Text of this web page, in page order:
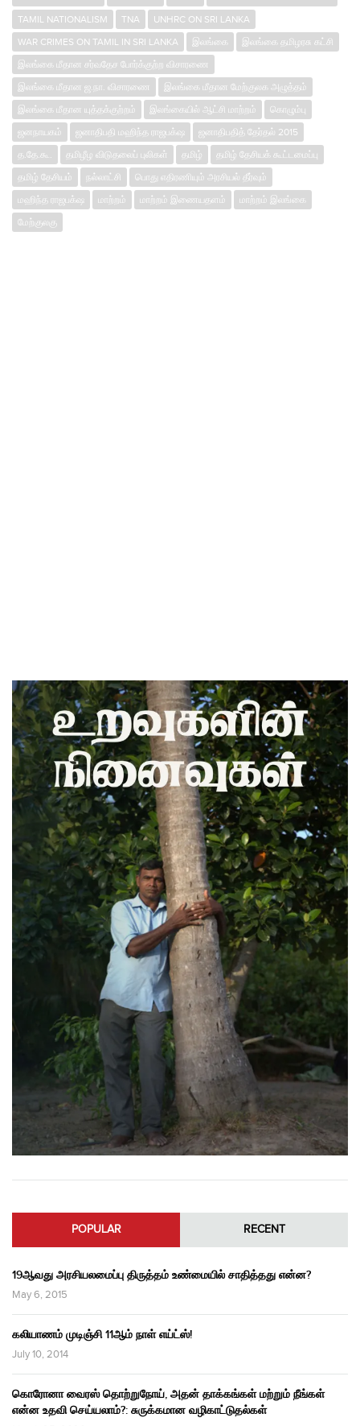
TAMIL NATIONALISM
TNA
UNHRC ON SRI LANKA
WAR CRIMES ON TAMIL IN SRI LANKA
இலங்கை
இலங்கை தமிழரசு கட்சி
இலங்கை மீதான சர்வதேச போர்க்குற்ற விசாரணை
இலங்கை மீதான ஜ.நா. விசாரணை
இலங்கை மீதான மேற்குலக அழுத்தம்
இலங்கை மீதான யுத்தக்குற்றம்
இலங்கையில் ஆட்சி மாற்றம்
கொழும்பு
ஜனநாயகம்
ஜனாதிபதி மஹிந்த ராஜபக்‌ஷ
ஜனாதிபதித் தேர்தல் 2015
த.தே.கூ.
தமிழீழ விடுதலைப் புலிகள் தமிழ்
தமிழ் தேசியக் கூட்டமைப்பு
தமிழ் தேசியம்
நல்லாட்சி
பொது எதிரணியும் அரசியல் தீர்வும்
மஹிந்த ராஜபக்‌ஷ
மாற்றம் மாற்றம் இணையதளம்
மாற்றம் இலங்கை
மேற்குலகு
POPULAR RECENT
19ஆவது அரசியலமைப்பு திருத்தம் உண்மையில் சாதித்தது என்ன?
May 6, 2015
கலியாணம் முடிஞ்சி 11ஆம் நாள் எய்ட்ஸ்!
July 10, 2014
கொரோனா வைரஸ் தொற்றுநோய், அதன் தாக்கங்கள் மற்றும் நீங்கள்
என்ன உதவி செய்யலாம்?: சுருக்கமான வழிகாட்டுதல்கள்